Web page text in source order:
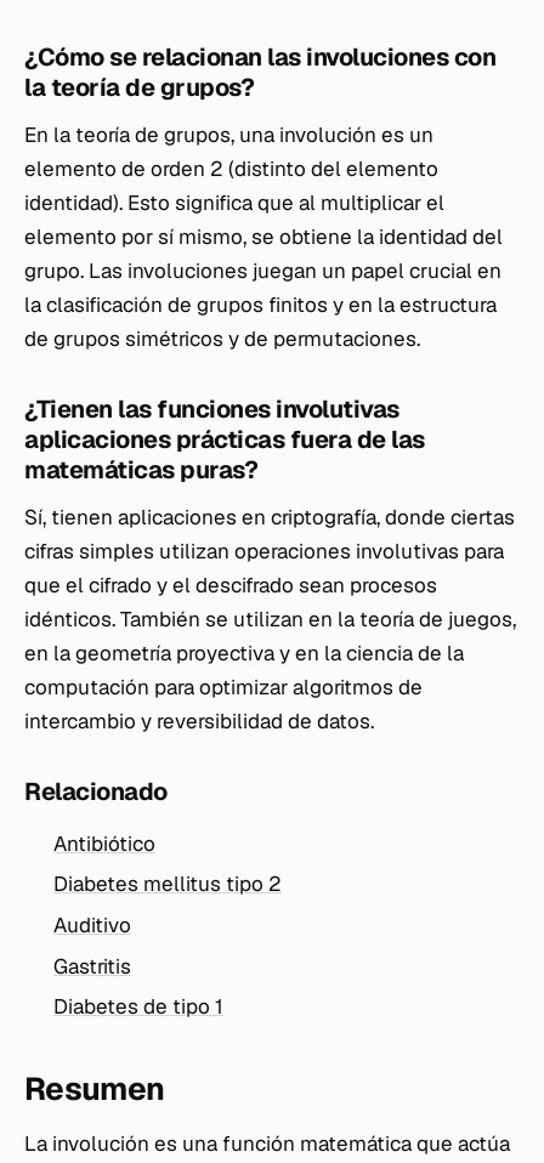
¿Cómo se relacionan las involuciones con
la teoría de grupos?
En la teoría de grupos, una involución es un
elemento de orden 2 (distinto del elemento
identidad). Esto significa que al multiplicar el
elemento por sí mismo, se obtiene la identidad del
grupo. Las involuciones juegan un papel crucial en
la clasificación de grupos finitos y en la estructura
de grupos simétricos y de permutaciones.
¿Tienen las funciones involutivas
aplicaciones prácticas fuera de las
matemáticas puras?
Sí, tienen aplicaciones en criptografía, donde ciertas
cifras simples utilizan operaciones involutivas para
que el cifrado y el descifrado sean procesos
idénticos. También se utilizan en la teoría de juegos,
en la geometría proyectiva y en la ciencia de la
computación para optimizar algoritmos de
intercambio y reversibilidad de datos.
Relacionado
Antibiótico
Diabetes mellitus tipo 2
Auditivo
Gastritis
Diabetes de tipo 1
Resumen
La involución es una función matemática que actúa